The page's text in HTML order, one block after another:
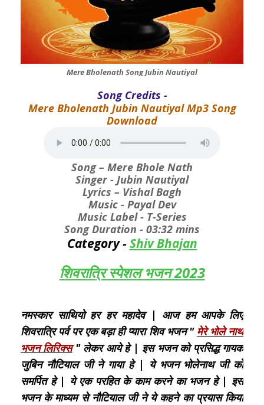
Mere Bholenath Song Jubin Nautiyal
Song Credits -
Mere Bholenath Jubin Nautiyal Mp3 Song
Download
Song – Mere Bhole Nath
Singer - Jubin Nautiyal
Lyrics – Vishal Bagh
Music - Payal Dev
Music Label - T-Series
Song Duration - 03:32 mins
Category -Shiv Bhajan
शिवरात्रि स्पेशल भजन 2023
नमस्कार साथियो हर हर महादेव | आज हम आपके लिए
शिवरात्रि पर्व पर एक बड़ा ही प्यारा शिव भजन " मेरे भोले नाथ
भजन लिरिक्स" लेकर आये हे | इस भजन को प्रसिद्ध गायक
जुबिन नौटियाल जी ने गाया हे | ये भजन भोलेनाथ जी को
समर्पित हे | ये एक परहित के काम करने का भजन हे | इस
भजन के माध्यम से नौटियाल जी ने ये कहने का प्रयास किया